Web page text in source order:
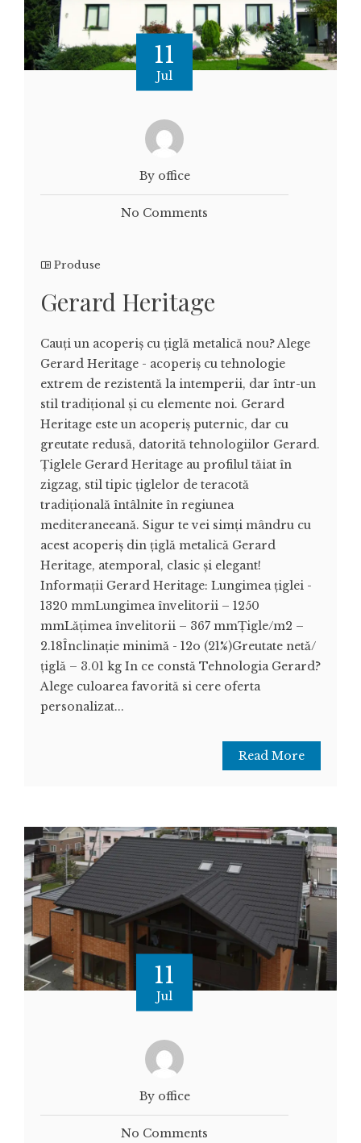
11
Jul
By office
No Comments
Produse
Gerard Heritage
Cauți un acoperiș cu țiglă metalică nou? Alege
Gerard Heritage - acoperiș cu tehnologie
extrem de rezistentă la intemperii, dar într-un
stil tradițional și cu elemente noi. Gerard
Heritage este un acoperiș puternic, dar cu
greutate redusă, datorită tehnologiilor Gerard.
Țiglele Gerard Heritage au profilul tăiat în
zigzag, stil tipic țiglelor de teracotă
tradițională întâlnite în regiunea
mediteraneeană. Sigur te vei simți mândru cu
acest acoperiș din țiglă metalică Gerard
Heritage, atemporal, clasic și elegant!
Informații Gerard Heritage: Lungimea țiglei -
1320 mmLungimea învelitorii – 1250
mmLățimea învelitorii – 367 mmȚigle/m2 –
2.18Înclinație minimă - 12o (21%)Greutate netă/
țiglă – 3.01 kg In ce constă Tehnologia Gerard?
Alege culoarea favorită si cere oferta
personalizat...
Read More
11
Jul
By office
No Comments